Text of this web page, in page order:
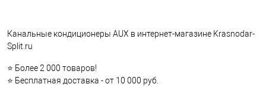
Канальные кондиционеры AUX в интернет-магазине Krasnodar-
Split.ru
⭐ Более 2 000 товаров!
⭐ Бесплатная доставка - от 10 000 руб.